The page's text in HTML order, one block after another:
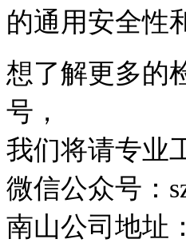
的通用安全性
想了解更多的
号，
我们将请专业
微信公众号：
南山公司地址